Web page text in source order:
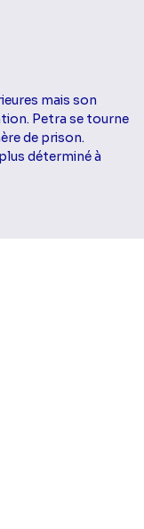
mais son
Petra se tourne
de prison.
déterminé à
diffusion